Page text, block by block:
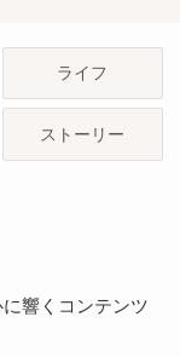
ライフ
ストーリー
響くコンテンツ